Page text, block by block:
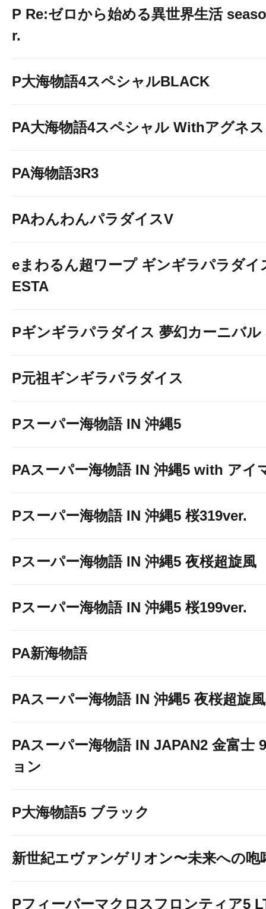
P Re:ゼロから始める異世界生活
r.
P大海物語4スペシャルBLACK
PA大海物語4スペシャル Withアグネ
PA海物語3R3
PAわんわんパラダイスV
eまわるん超ワープ ギンギラパラダイ
ESTA
Pギンギラパラダイス 夢幻カーニバル
P元祖ギンギラパラダイス
Pスーパー海物語 IN 沖縄5
PAスーパー海物語 IN 沖縄5 with アイ
Pスーパー海物語 IN 沖縄5 桜319ver.
Pスーパー海物語 IN 沖縄5 夜桜超旋風
Pスーパー海物語 IN 沖縄5 桜199ver.
PA新海物語
PAスーパー海物語 IN 沖縄5 夜桜超旋
PAスーパー海物語 IN JAPAN2 金富士
ョン
P大海物語5 ブラック
新世紀エヴァンゲリオン〜未来への咆
Pフィーバーマクロスフロンティア5